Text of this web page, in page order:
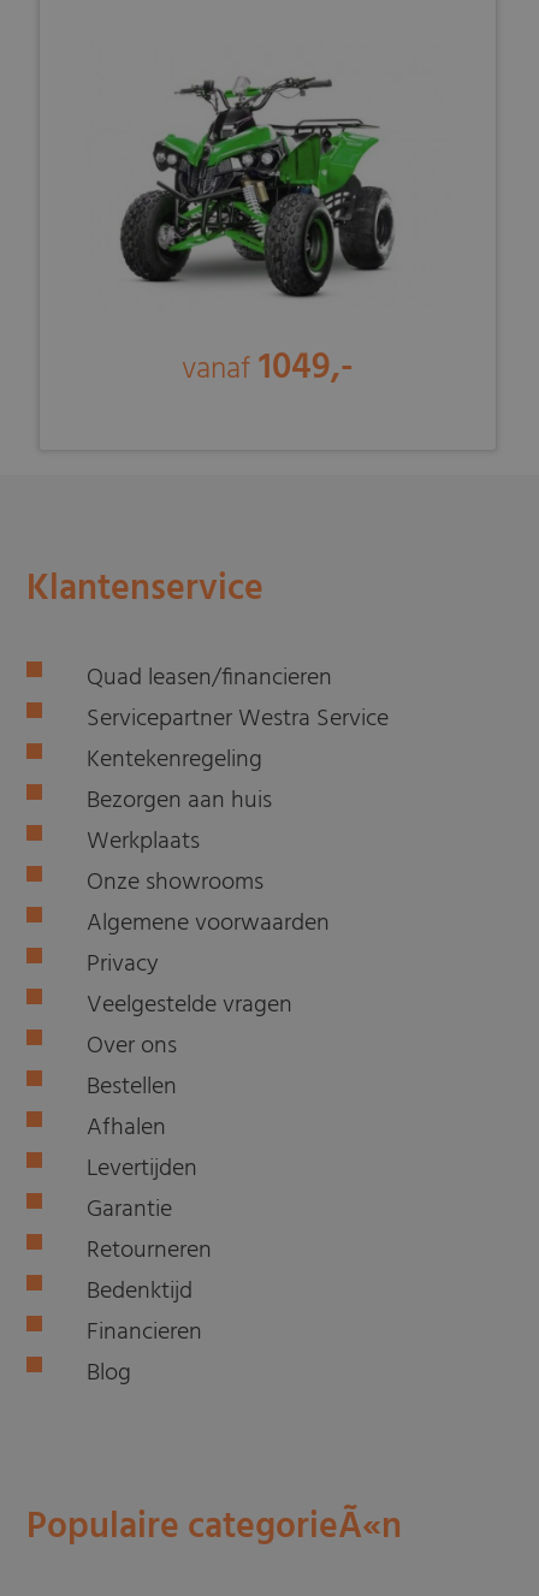
vanaf1049,-
Klantenservice
Quad leasen/financieren
Servicepartner Westra Service
Kentekenregeling
Bezorgen aan huis
Werkplaats
Onze showrooms
Algemene voorwaarden
Privacy
Veelgestelde vragen
Over ons
Bestellen
Afhalen
Levertijden
Garantie
Retourneren
Bedenktijd
Financieren
Blog
Populaire categorieÃ«n